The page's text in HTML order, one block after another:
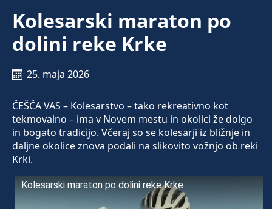
Kolesarski maraton po
dolini reke Krke
25. maja 2026
ČEŠČA VAS – Kolesarstvo – tako rekreativno kot
tekmovalno – ima v Novem mestu in okolici že dolgo
in bogato tradicijo. Včeraj so se kolesarji iz bližnje in
daljne okolice znova podali na slikovito vožnjo ob reki
Krki.
Kolesarski maraton po dolini reke Krke